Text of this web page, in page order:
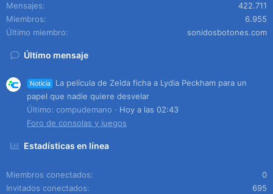
Mensajes
422.711
Miembros
6.955
Último miembro
sonidosbotones.com
Último mensaje
Noticia
La película de Zelda ficha a Lydia Peckham para un
papel que nadie quiere desvelar
Último: compudemano
Hoy a las 02:43
Foro de consolas y juegos
Estadísticas en línea
Miembros conectados
0
Invitados conectados
695